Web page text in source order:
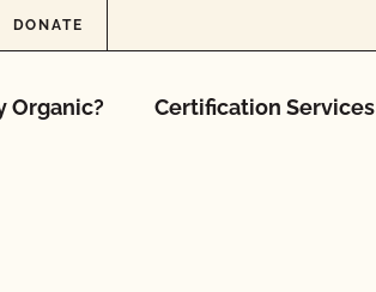
DONATE
Organic? Certification Services